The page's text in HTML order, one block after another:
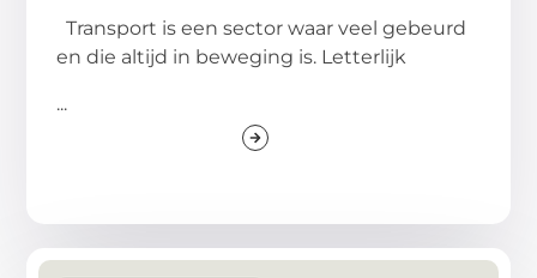
Transport is een sector waar veel gebeurd
en die altijd in beweging is. Letterlijk
...